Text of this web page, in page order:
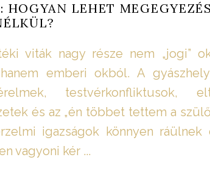
LEHET
viták nagy része nem „jogi”
emberi okból. A
testvérkonfliktusok,
és az „én többet tettem a
igazságok könnyen ráülnek
vagyoni kér ...